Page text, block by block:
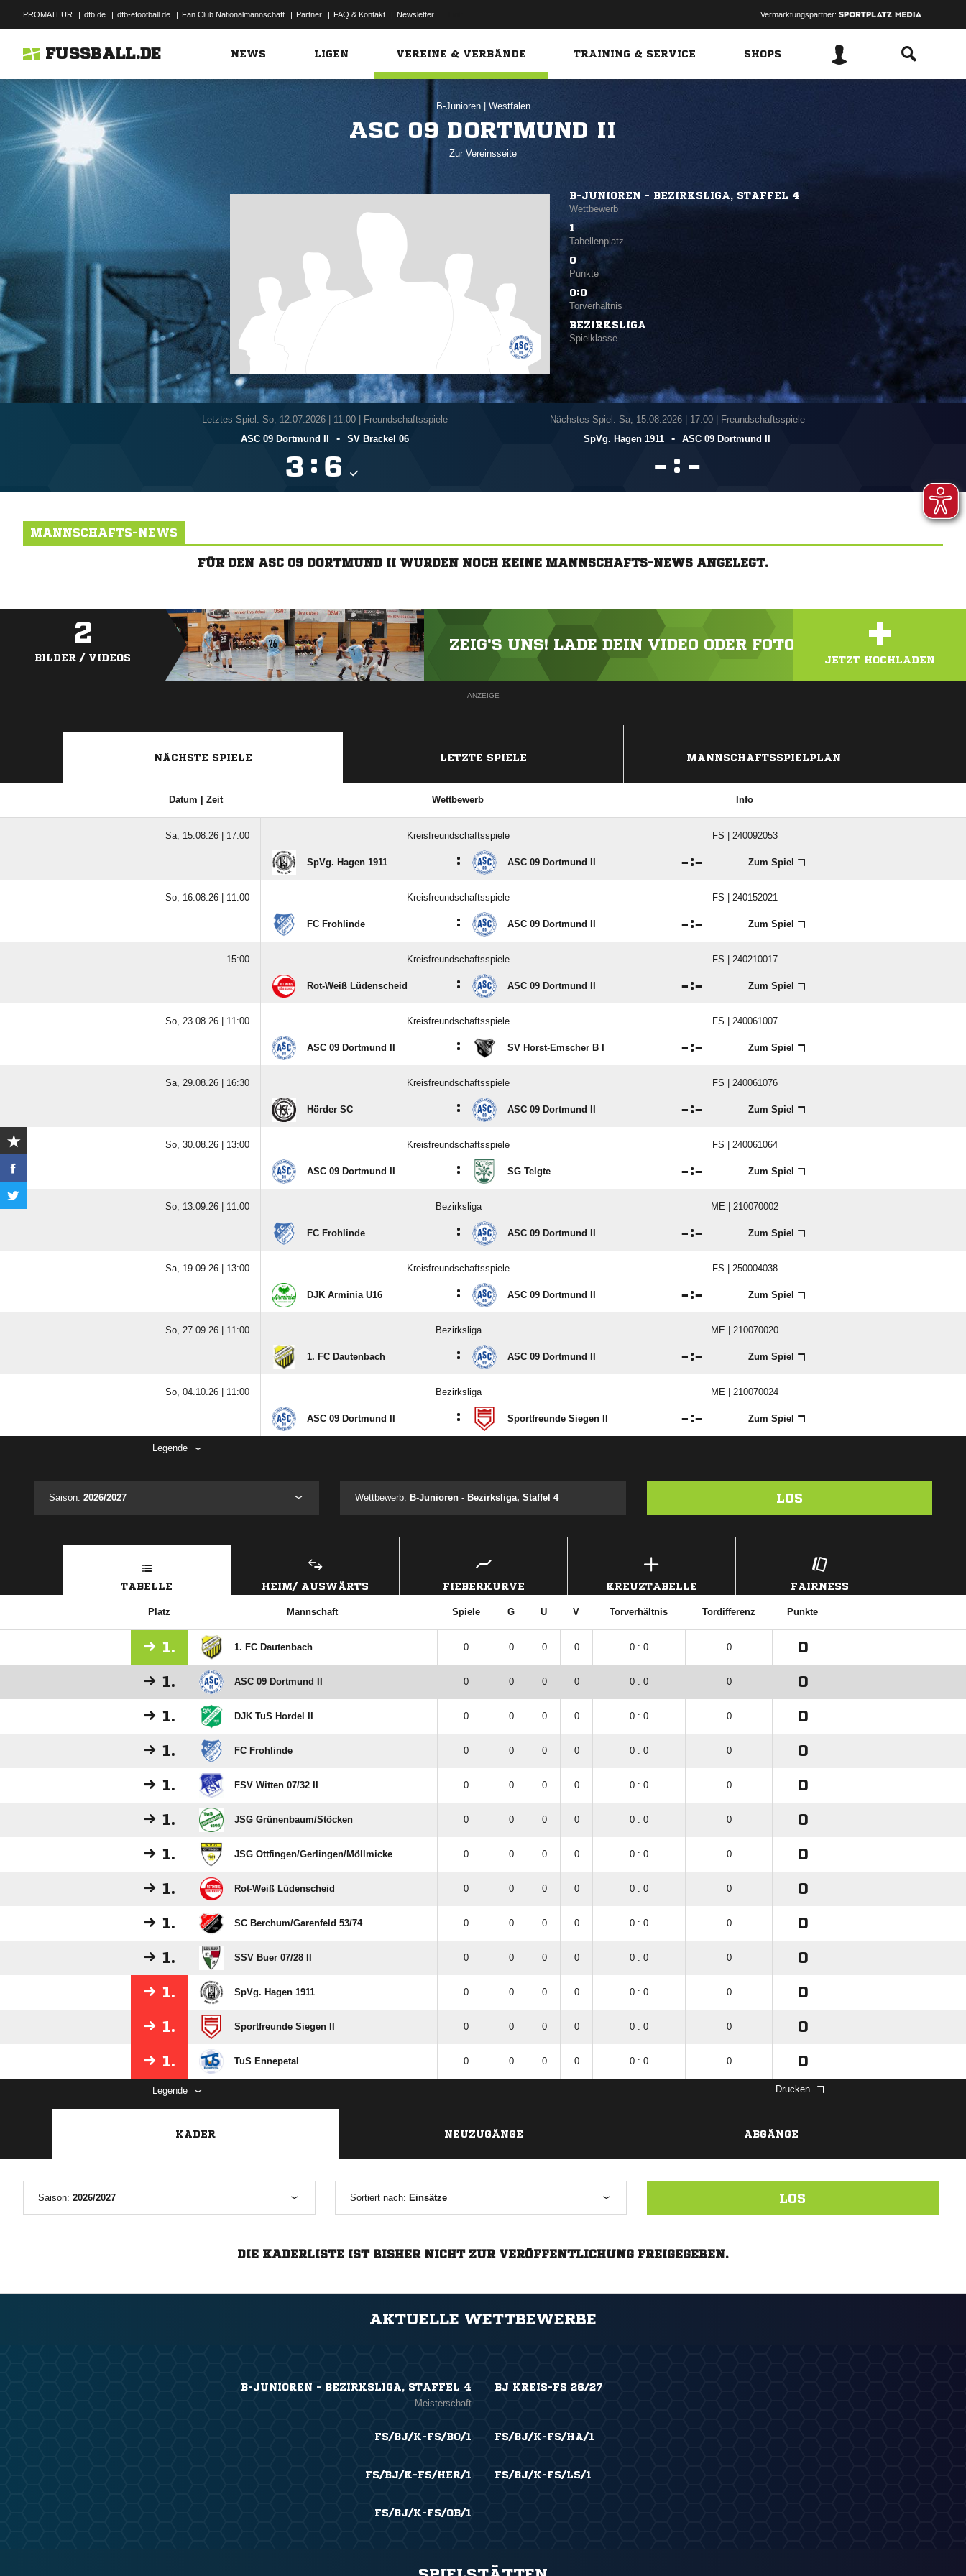
PROMATEUR | dfb.de | dfb-efootball.de | Fan Club Nationalmannschaft | Partner | FAQ & Kontakt | Newsletter Vermarktungspartner:
FUSSBALL.DE NEWS LIGEN VEREINE & VERBÄNDE TRAINING & SERVICE SHOPS
B-Junioren Westfalen
ASC 09 DORTMUND II
Zur Vereinsseite
B-JUNIOREN - BEZIRKSLIGA, STAFFEL 4
Wettbewerb
1
Tabellenplatz
0
Punkte
0:0
Torverhältnis
BEZIRKSLIGA
Spielklasse
Letztes Spiel: So, 12.07.2026
11:00 | Freundschaftsspiele
ASC 09 Dortmund II
- SV Brackel 06
 : 
Nächstes Spiel: Sa, 15.08.2026| 17:00 | Freundschaftsspiele
SpVg. Hagen 1911
- ASC 09 Dortmund II
 : 
MANNSCHAFTS-NEWS
FÜR DEN ASC 09 DORTMUND II WURDEN NOCH KEINE MANNSCHAFTS-NEWS ANGELEGT.
2
BILDER / VIDEOS
ZEIG'S UNS! LADE DEIN VIDEO ODER FOTO HOCH! +
JETZT HOCHLADEN
ANZEIGE
NÄCHSTE SPIELE LETZTE SPIELE MANNSCHAFTSSPIELPLAN
Datum | Zeit Wettbewerb Info
Sa, 15.08.26 | 17:00 Kreisfreundschaftsspiele FS | 240092053
SpVg. Hagen 1911 : ASC 09 Dortmund II : Zum Spiel
So, 16.08.26 | 11:00 Kreisfreundschaftsspiele FS | 240152021
FC Frohlinde : ASC 09 Dortmund II : Zum Spiel
15:00 Kreisfreundschaftsspiele FS | 240210017
Rot-Weiß Lüdenscheid : ASC 09 Dortmund II : Zum Spiel
So, 23.08.26 | 11:00 Kreisfreundschaftsspiele FS | 240061007
ASC 09 Dortmund II : SV Horst-Emscher B I : Zum Spiel
Sa, 29.08.26 | 16:30 Kreisfreundschaftsspiele FS | 240061076
Hörder SC : ASC 09 Dortmund II : Zum Spiel
So, 30.08.26 | 13:00 Kreisfreundschaftsspiele FS | 240061064
ASC 09 Dortmund II : SG Telgte : Zum Spiel
So, 13.09.26 | 11:00 Bezirksliga ME | 210070002
FC Frohlinde : ASC 09 Dortmund II : Zum Spiel
Sa, 19.09.26 | 13:00 Kreisfreundschaftsspiele FS | 250004038
DJK Arminia U16 : ASC 09 Dortmund II : Zum Spiel
So, 27.09.26 | 11:00 Bezirksliga ME | 210070020
1. FC Dautenbach : ASC 09 Dortmund II : Zum Spiel
So, 04.10.26 | 11:00 Bezirksliga ME | 210070024
ASC 09 Dortmund II : Sportfreunde Siegen II : Zum Spiel
Legende
Saison: 2026/2027 Wettbewerb: B-Junioren - Bezirksliga, Staffel 4 LOS
TABELLE HEIM/ AUSWÄRTS FIEBERKURVE KREUZTABELLE FAIRNESS
Platz Mannschaft Spiele G U V Torverhältnis Tordifferenz Punkte
1. 1. FC Dautenbach 0 0 0 0 0 : 0 0 0
1. ASC 09 Dortmund II 0 0 0 0 0 : 0 0 0
1. DJK TuS Hordel II 0 0 0 0 0 : 0 0 0
1. FC Frohlinde 0 0 0 0 0 : 0 0 0
1. FSV Witten 07/​32 II 0 0 0 0 0 : 0 0 0
1. JSG Grünenbaum/​Stöcken 0 0 0 0 0 : 0 0 0
1. JSG Ottfingen/​Gerlingen/​Möllmicke 0 0 0 0 0 : 0 0 0
1. Rot-Weiß Lüdenscheid 0 0 0 0 0 : 0 0 0
1. SC Berchum/​Garenfeld 53/​74 0 0 0 0 0 : 0 0 0
1. SSV Buer 07/​28 II 0 0 0 0 0 : 0 0 0
1. SpVg. Hagen 1911 0 0 0 0 0 : 0 0 0
1. Sportfreunde Siegen II 0 0 0 0 0 : 0 0 0
1. TuS Ennepetal 0 0 0 0 0 : 0 0 0
Legende Drucken
KADER NEUZUGÄNGE ABGÄNGE
Saison: 2026/2027 Sortiert nach: Einsätze LOS
DIE KADERLISTE IST BISHER NICHT ZUR VERÖFFENTLICHUNG FREIGEGEBEN.
AKTUELLE WETTBEWERBE
B-JUNIOREN - BEZIRKSLIGA, STAFFEL 4
Meisterschaft
BJ KREIS-FS 26/27
FS/BJ/K-FS/BO/1 FS/BJ/K-FS/HA/1
FS/BJ/K-FS/HER/1 FS/BJ/K-FS/LS/1
FS/BJ/K-FS/OB/1